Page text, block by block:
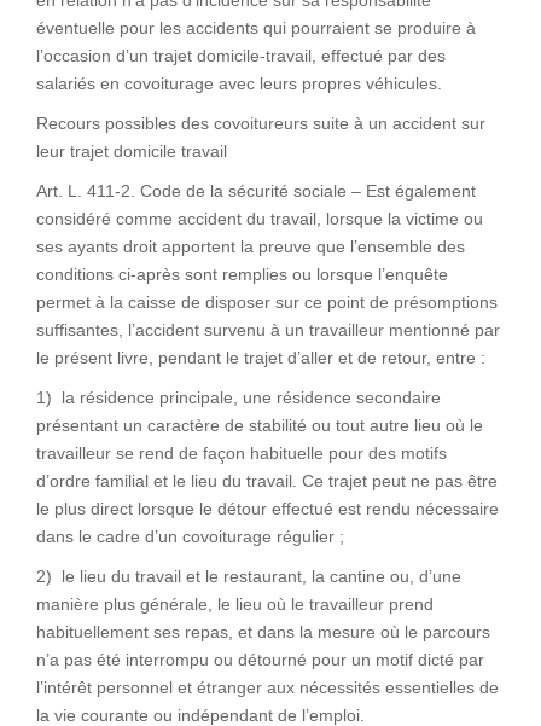
éventuelle pour les accidents qui pourraient se produire à
l’occasion d’un trajet domicile-travail, effectué par des
salariés en covoiturage avec leurs propres véhicules.
Recours possibles des covoitureurs suite à un accident sur
leur trajet domicile travail
Art. L. 411-2. Code de la sécurité sociale – Est également
considéré comme accident du travail, lorsque la victime ou
ses ayants droit apportent la preuve que l’ensemble des
conditions ci-après sont remplies ou lorsque l’enquête
permet à la caisse de disposer sur ce point de présomptions
suffisantes, l’accident survenu à un travailleur mentionné par
le présent livre, pendant le trajet d’aller et de retour, entre :
1) la résidence principale, une résidence secondaire
présentant un caractère de stabilité ou tout autre lieu où le
travailleur se rend de façon habituelle pour des motifs
d’ordre familial et le lieu du travail. Ce trajet peut ne pas être
le plus direct lorsque le détour effectué est rendu nécessaire
dans le cadre d’un covoiturage régulier ;
2) le lieu du travail et le restaurant, la cantine ou, d’une
manière plus générale, le lieu où le travailleur prend
habituellement ses repas, et dans la mesure où le parcours
n’a pas été interrompu ou détourné pour un motif dicté par
l’intérêt personnel et étranger aux nécessités essentielles de
la vie courante ou indépendant de l’emploi.